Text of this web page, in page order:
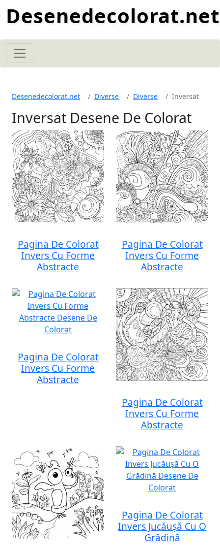
Desenedecolorat.net
Desenedecolorat.net Diverse Diverse Inversat
Inversat Desene De Colorat
Pagina De Colorat
Invers Cu Forme
Abstracte
Pagina De Colorat
Invers Cu Forme
Abstracte
Pagina De Colorat
Invers Cu Forme
Abstracte
Pagina De Colorat
Invers Cu Forme
Abstracte
Pagina De Colorat
Invers Jucăușă Cu O
Grădină